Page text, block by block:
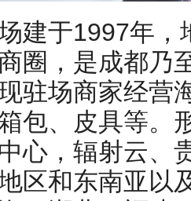
建于1997年
圈，是成都乃
驻场商家经营
包、皮具等。
心，辐射云、
区和东南亚以